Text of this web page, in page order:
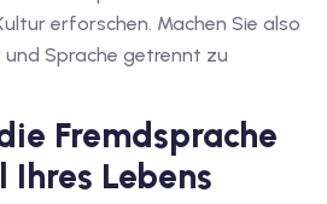
erforschen. Machen Sie also
und Sprache getrennt zu
Fremdsprache
Ihres Lebens